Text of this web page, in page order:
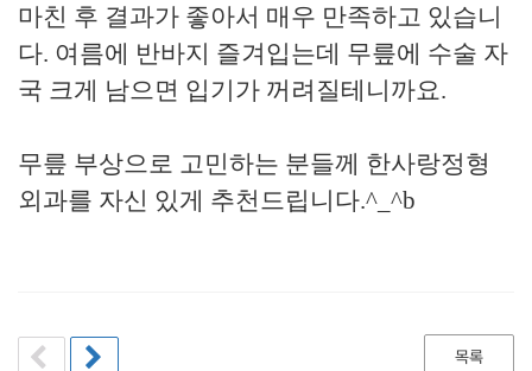
마친 후 결과가 좋아서 매우 만족하고 있습니
다. 여름에 반바지 즐겨입는데 무릎에 수술 자
국 크게 남으면 입기가 꺼려질테니까요.
무릎 부상으로 고민하는 분들께 한사랑정형
외과를 자신 있게 추천드립니다.^_^b
목록